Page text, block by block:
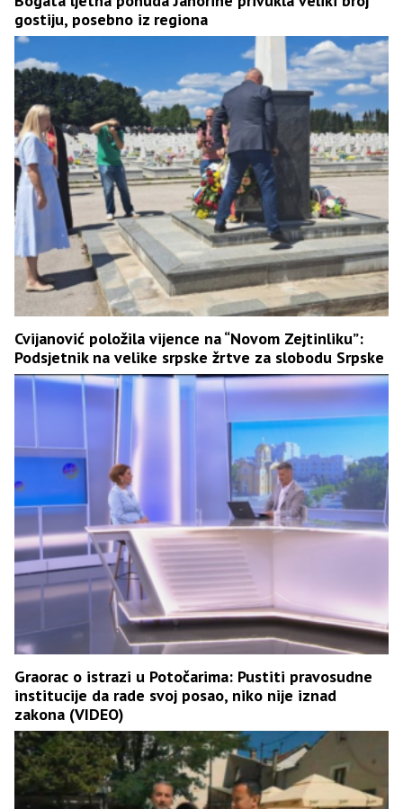
gostiju, posebno iz regiona
Cvijanović položila vijence na “Novom Zejtinliku”:
Podsjetnik na velike srpske žrtve za slobodu Srpske
Graorac o istrazi u Potočarima: Pustiti pravosudne
institucije da rade svoj posao, niko nije iznad
zakona (VIDEO)